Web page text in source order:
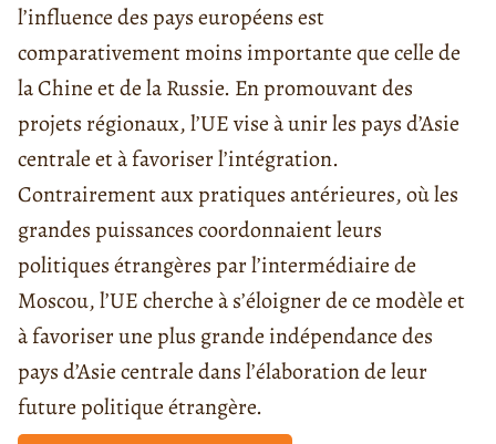
l’influence des pays européens est
comparativement moins importante que celle de
la Chine et de la Russie. En promouvant des
projets régionaux, l’UE vise à unir les pays d’Asie
centrale et à favoriser l’intégration.
Contrairement aux pratiques antérieures, où les
grandes puissances coordonnaient leurs
politiques étrangères par l’intermédiaire de
Moscou, l’UE cherche à s’éloigner de ce modèle et
à favoriser une plus grande indépendance des
pays d’Asie centrale dans l’élaboration de leur
future politique étrangère.